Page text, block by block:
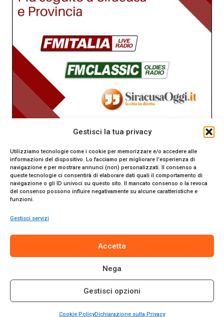
Gestisci la tua privacy
Utilizziamo tecnologie come i cookie per memorizzare e/o accedere alle
informazioni del dispositivo. Lo facciamo per migliorare l'esperienza di
navigazione e per mostrare annunci (non) personalizzati. Il consenso a
queste tecnologie ci consentirà di elaborare dati quali il comportamento di
navigazione o gli ID univoci su questo sito. Il mancato consenso o la revoca
del consenso possono influire negativamente su alcune caratteristiche e
funzioni.
Gestisci servizi
Accetta
Nega
Gestisci opzioni
Cookie PolicyDichiarazione sulla Privacy
Tribunale di Siracusa. Direttore responsabile Gianni Catania.
© 2024 Promo Italia S.r.l. Tutti i diritti riservati. | Sito web
realizzato daWeb-Arte.it
Cookie Policy|Termini e Condizioni